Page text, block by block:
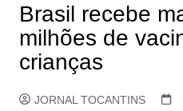
Brasil recebe
milhões de
crianças
JORNAL TOCANTINS